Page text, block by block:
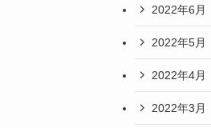
2022年6月
2022年5月
2022年4月
2022年3月